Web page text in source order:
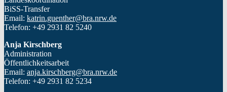
BiSS-Transfer
Email: katrin.guenther@bra.nrw.de
Telefon: +49 2931 82 5240
Anja Kirschberg
Administration
Öffentlichkeitsarbeit
Email: anja.kirschberg@bra.nrw.de
Telefon: +49 2931 82 5234